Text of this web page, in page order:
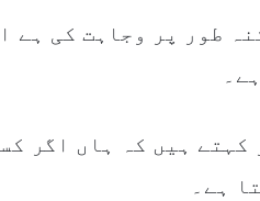
طور پر وجاہت کی ہے
کہتے ہیں کہ ہاں اگر
ہے۔